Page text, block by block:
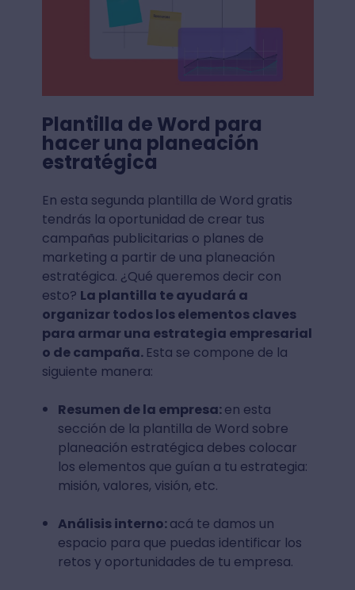
Plantilla de Word para
hacer una planeación
estratégica
En esta segunda plantilla de Word gratis
tendrás la oportunidad de crear tus
campañas publicitarias o planes de
marketing a partir de una planeación
estratégica. ¿Qué queremos decir con
esto? La plantilla te ayudará a
organizar todos los elementos claves
para armar una estrategia empresarial
o de campaña. Esta se compone de la
siguiente manera:
Resumen de la empresa:en esta
sección de la plantilla de Word sobre
planeación estratégica debes colocar
los elementos que guían a tu estrategia:
misión, valores, visión, etc.
Análisis interno:acá te damos un
espacio para que puedas identificar los
retos y oportunidades de tu empresa.